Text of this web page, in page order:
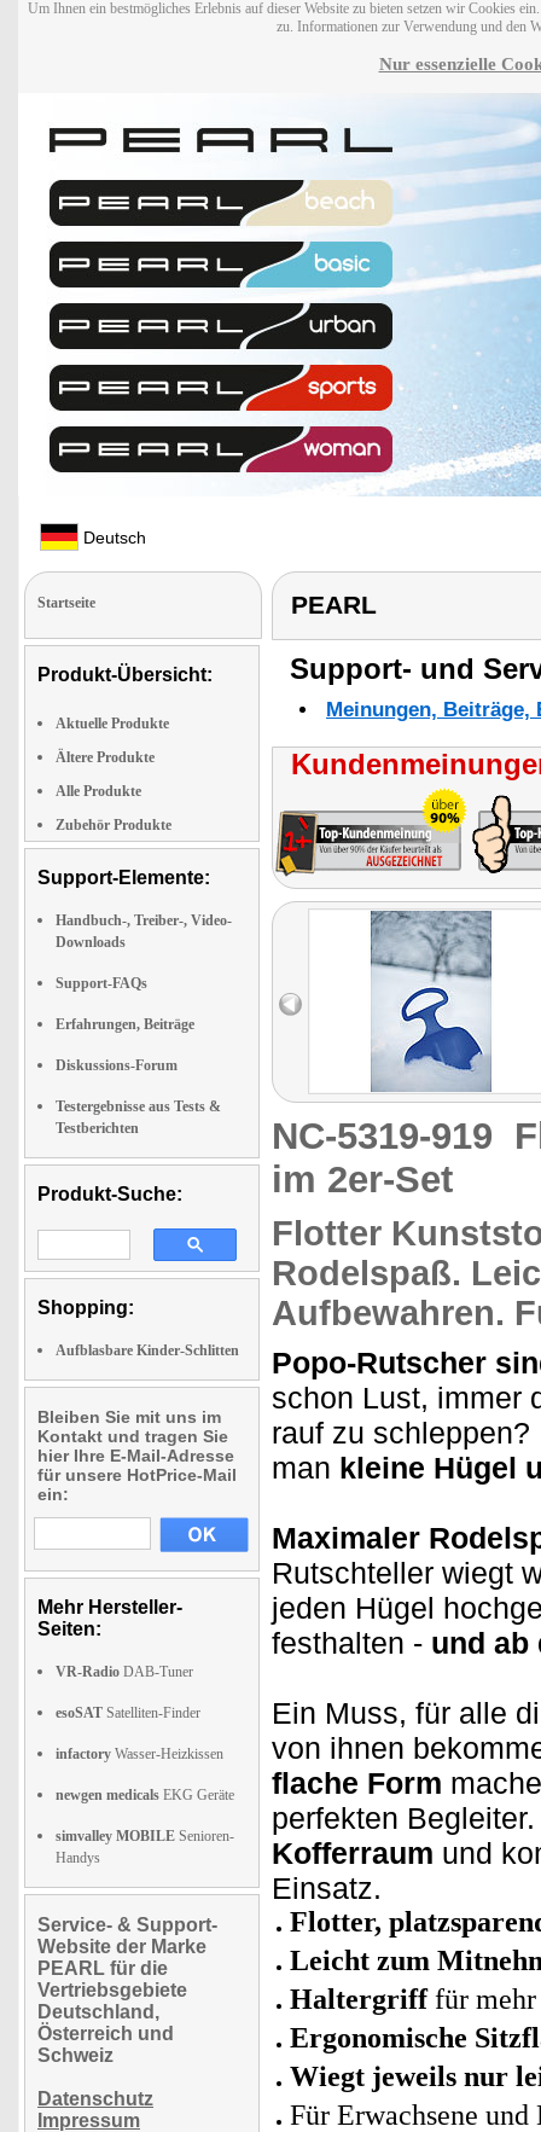
Um Ihnen ein bestmögliches Erlebnis auf dieser Website zu bieten setzen wir Cookies
zu. Informationen zur Verwendung und den
Nur essenzielle
Deutsch
Startseite
Produkt-Übersicht:
Aktuelle Produkte
Ältere Produkte
Alle Produkte
Zubehör Produkte
Support-Elemente:
Handbuch-, Treiber-, Video-
Downloads
Support-FAQs
Erfahrungen, Beiträge
Diskussions-Forum
Testergebnisse aus Tests &
Testberichten
Produkt-Suche:
Shopping:
Aufblasbare Kinder-Schlitten
Bleiben Sie mit uns im
Kontakt und tragen Sie
hier Ihre E-Mail-Adresse
für unsere HotPrice-Mail
ein:
Mehr Hersteller-
Seiten:
VR-Radio DAB-Tuner
esoSAT Satelliten-Finder
infactory Wasser-Heizkissen
newgen medicals EKG Geräte
simvalley MOBILE Senioren-
Handys
Service- & Support-
Website der Marke
PEARL für die
Vertriebsgebiete
Deutschland,
Österreich und
Schweiz
Datenschutz
Impressum
PEARL
Support- und
Meinungen,
NC-5319-919
im 2er-Set
Flotter
Rodelspaß.
Aufbewahren.
Popo-Rutscher
schon Lust, immer
rauf zu
man kleine Hügel
Maximaler
Rutschteller wiegt
jeden Hügel
festhalten - und ab
Ein Muss, für alle
von ihnen
flache Form
perfekten
Kofferraum und
Einsatz.
Flotter,
Leicht zum
Haltergrifffür mehr
Ergonomische
Wiegt jeweils nur
Für Erwachsene und